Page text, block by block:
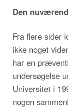
Den
Fra flere sider
ikke noget
har en
undersøgelse
Universitet i
nogen